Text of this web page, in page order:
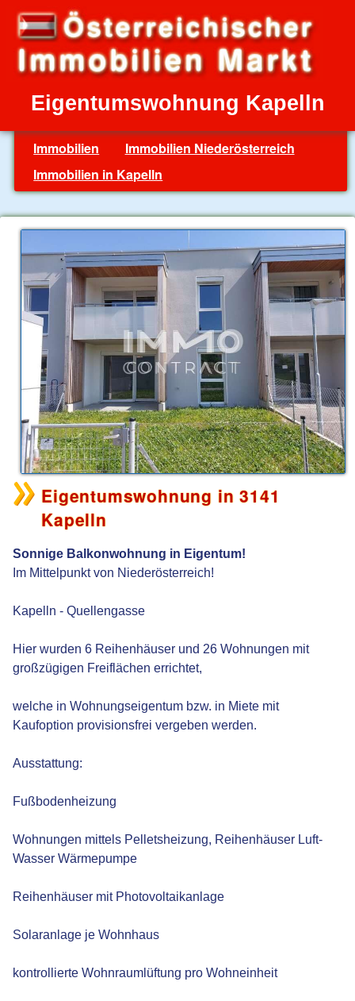
Eigentumswohnung Kapelln
Immobilien
Immobilien Niederösterreich
Immobilien in Kapelln
Eigentumswohnung in 3141
Kapelln
Sonnige Balkonwohnung in Eigentum!
Im Mittelpunkt von Niederösterreich!
Kapelln - Quellengasse
Hier wurden 6 Reihenhäuser und 26 Wohnungen mit
großzügigen Freiflächen errichtet,
welche in Wohnungseigentum bzw. in Miete mit
Kaufoption provisionsfrei vergeben werden.
Ausstattung:
Fußbodenheizung
Wohnungen mittels Pelletsheizung, Reihenhäuser Luft-
Wasser Wärmepumpe
Reihenhäuser mit Photovoltaikanlage
Solaranlage je Wohnhaus
kontrollierte Wohnraumlüftung pro Wohneinheit